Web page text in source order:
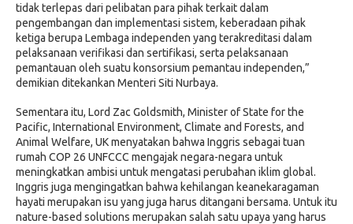
tidak terlepas dari pelibatan para pihak terkait dalam
pengembangan dan implementasi sistem, keberadaan pihak
ketiga berupa Lembaga independen yang terakreditasi dalam
pelaksanaan verifikasi dan sertifikasi, serta pelaksanaan
pemantauan oleh suatu konsorsium pemantau independen,”
demikian ditekankan Menteri Siti Nurbaya.
Sementara itu, Lord Zac Goldsmith, Minister of State for the
Pacific, International Environment, Climate and Forests, and
Animal Welfare, UK menyatakan bahwa Inggris sebagai tuan
rumah COP 26 UNFCCC mengajak negara-negara untuk
meningkatkan ambisi untuk mengatasi perubahan iklim global.
Inggris juga mengingatkan bahwa kehilangan keanekaragaman
hayati merupakan isu yang juga harus ditangani bersama. Untuk itu
nature-based solutions merupakan salah satu upaya yang harus